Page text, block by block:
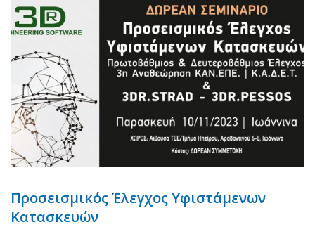
Προσεισμικός Έλεγχος Υφιστάμενων
Κατασκευών